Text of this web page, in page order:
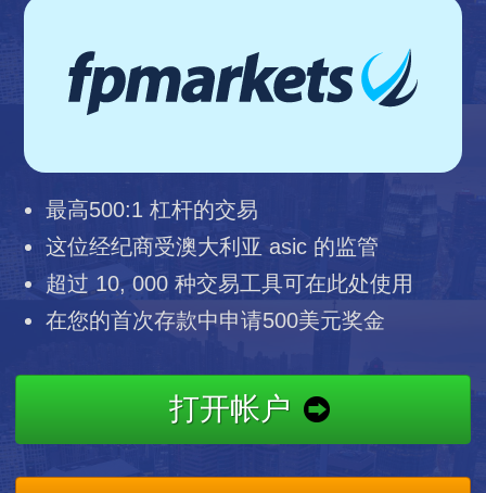
最高500:1 杠杆的交易
这位经纪商受澳大利亚 asic 的监管
超过 10, 000 种交易工具可在此处使用
在您的首次存款中申请500美元奖金
打开帐户